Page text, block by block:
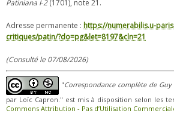
Patiniana I‑2(1701), note 21.
Adresse permanente : https://numerabilis.u-
critiques/patin/?do=pg&let=8197&cln=21
(Consulté le 07/08/2026)
"Correspondance complète de
par Loïc Capron." est mis à disposition selon les
Commons Attribution - Pas d’Utilisation